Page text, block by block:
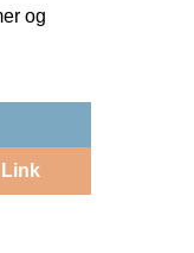
og
Link